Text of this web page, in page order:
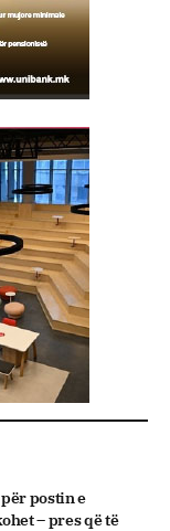
postin e
– pres që të